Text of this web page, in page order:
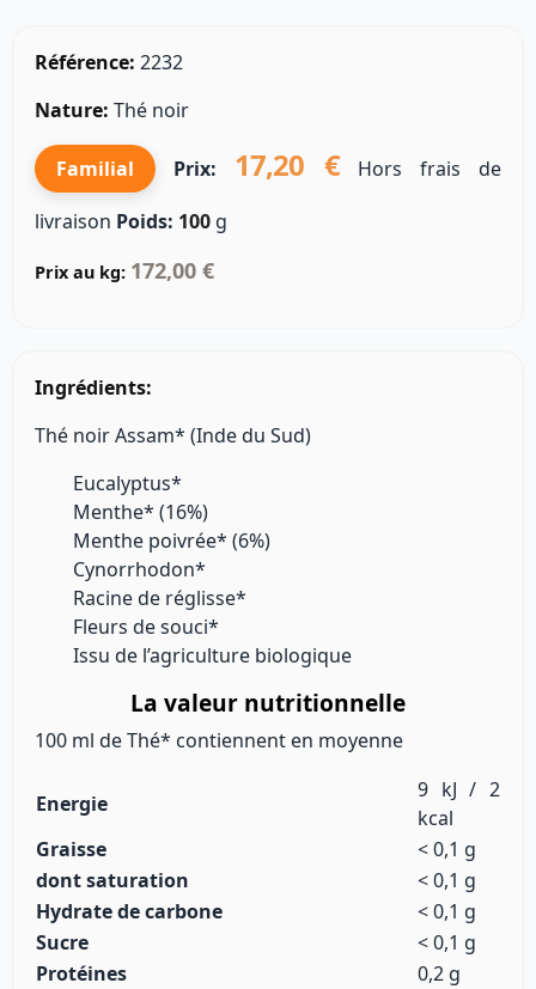
Référence: 2232
Nature: Thé noir
Familial Prix: 17,20 €Hors frais de
livraison Poids: 100 g
Prix au kg: 172,00 €
Ingrédients:
Thé noir Assam* (Inde du Sud)
Eucalyptus*
Menthe* (16%)
Menthe poivrée* (6%)
Cynorrhodon*
Racine de réglisse*
Fleurs de souci*
Issu de l’agriculture biologique
La valeur nutritionnelle
100 ml de Thé* contiennent en moyenne
Energie
9 kJ / 2
kcal
Graisse
< 0,1 g
dont saturation
< 0,1 g
Hydrate de carbone
< 0,1 g
Sucre
< 0,1 g
Protéines
0,2 g